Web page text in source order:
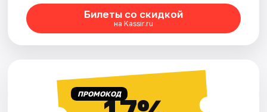
Билеты со скидкой
на Kassir.ru
ПРОМОКОД